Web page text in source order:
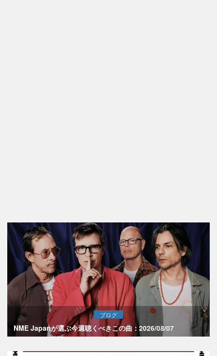
ブログ
NME Japanが選ぶ今週聴くべきこの曲：2026/08/07